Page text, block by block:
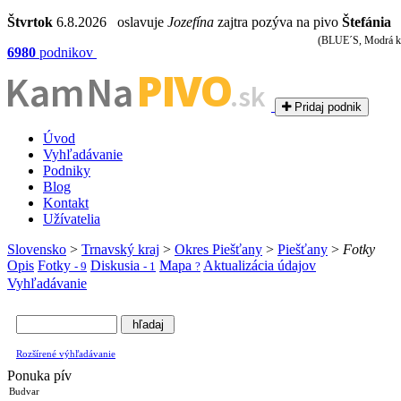
Štvrtok 6.8.2026 oslavuje Jozefína zajtra pozýva na pivo Štefánia
6980 podnikov
Kam NaPIVO.sk Pridaj podnik
Úvod
Vyhľadávanie
Podniky
Blog
Kontakt
Užívatelia
Slovensko > Trnavský kraj > Okres Piešťany > Piešťany > Fotky
Opis Fotky - 9 Diskusia - 1 Mapa ? Aktualizácia údajov
Vyhľadávanie
Rozšírené výhľadávanie
Ponuka pív
Budvar
(BLUE´S, Modrá